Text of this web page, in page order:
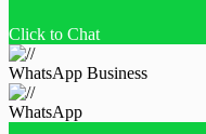
Click to Chat
WhatsApp Business
WhatsApp